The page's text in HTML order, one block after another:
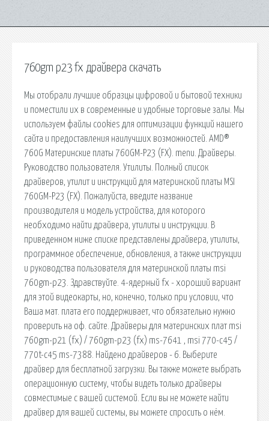
760gm p23 fx драйвера скачать
Мы отобрали лучшие образцы цифровой и бытовой техники
и поместили их в современные и удобные торговые залы. Мы
используем файлы cookies для оптимизации функций нашего
сайта и предоставления наилучших возможностей. AMD®
760G Материнские платы 760GM-P23 (FX). menu. Драйверы.
Руководство пользователя. Утилиты. Полный список
драйверов, утилит и инструкций для материнской платы MSI
760GM-P23 (FX). Пожалуйста, введите название
производителя и модель устройства, для которого
необходимо найти драйвера, утилиты и инструкции. В
приведенном ниже списке представлены драйвера, утилиты,
программное обеспечение, обновления, а также инструкции
и руководства пользователя для материнской платы msi
760gm-p23. Здравствуйте. 4-ядерный fx - хороший вариант
для этой видеокарты, но, конечно, только при условии, что
Ваша мат. плата его поддерживает, что обязательно нужно
проверить на оф. сайте. Драйверы для материнских плат msi
760gm-p21 (fx) / 760gm-p23 (fx) ms-7641 , msi 770-c45 /
770t-c45 ms-7388. Найдено драйверов - 6. Выберите
драйвер для бесплатной загрузки. Вы также можете выбрать
операционную систему, чтобы видеть только драйверы
совместимые с вашей системой. Если вы не можете найти
драйвер для вашей системы, вы можете спросить о нём.